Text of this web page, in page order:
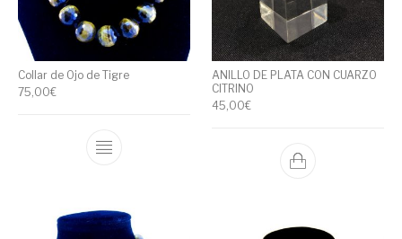
Collar de Ojo de Tigre
75,00€
ANILLO DE PLATA CON CUARZO
CITRINO
45,00€